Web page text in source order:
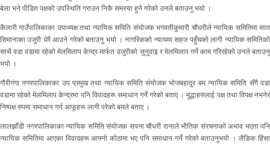
बेला भने पीडित पक्षको उपस्थिति गराउन निकै समस्या हुने गरेको उनले बताउनु भयो ।
कैलारी गाउँपालिकाका उपाध्यक्ष तथा न्यायिक समिति संयोजक भगवतीकुमारी चौधरीले न्यायिक समितिमा सात
सिमानाका उजुरी धेरै आउने गरेको बताउनु भयो । नागरिकको न्यायमा सहज पहुँचको लागी न्यायिक समितिको
साथै वडा वडामा रहेको मेलमिलाप केन्द्र मार्फत उजुरीको सुनुवाइ र मेलमिलाप गर्ने काम गरिरहेको उनले बताउनु
भयो ।
गौरीगंगा नगरपालिकाका उप प्रमुख तथा न्यायिक समिति संयोजक भोजबहादुर बम न्यायिक समिति सँगै वडा
वडामा रहेको मेलमिलाप केन्द्रमा पनि विवादहरू समाधान गर्ने गरेको बताए । मुद्धाहरुलाई पक्ष तथा विपक्ष नभनेर
निष्पक्ष रुपमा समाधान गर्न आफूहरू लागी परेको बमले बताए ।
लालझाँडी नगरपालिकाका न्यायिक समिति संयोजक सपना चौधरी रानाले भौतिक संरचनाको अभाव भएता पनि
न्यायिक समितिमा आएका विवादहरू आफ्नो कोठामा भए पनि समाधान गर्ने गरेको बताउनुभयो । लैङिक हिंसा